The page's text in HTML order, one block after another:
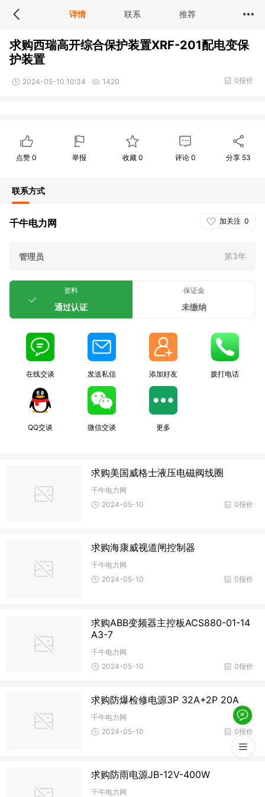
详情 联系 推荐
求购西瑞高开综合保护装置XRF-201配电变保
护装置
2024-05-10 10:34 1420 0报价
点赞0 举报 收藏 0 评论0 分享 53
联系方式
加关注 0
千牛电力网
管理员 第3年
资料
通过认证
保证金
未缴纳
在线交谈 发送私信 添加好友 拨打电话
QQ交谈 微信交谈 更多
求购美国威格士液压电磁阀线圈
千牛电力网
0报价
2024-05-10
求购海康威视道闸控制器
千牛电力网
0报价
2024-05-10
求购ABB变频器主控板ACS880-01-14
A3-7
千牛电力网
0报价
2024-05-10
求购防爆检修电源3P 32A+2P 20A
千牛电力网
0报价
2024-05-10
求购防雨电源JB-12V-400W
千牛电力网